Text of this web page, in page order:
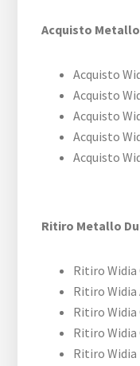
Acquisto
Acquisto
Acquisto
Acquisto
Acquisto
Acquisto
Ritiro Metallo
Ritiro Widia
Ritiro Widia
Ritiro Widia
Ritiro
Ritiro Widia